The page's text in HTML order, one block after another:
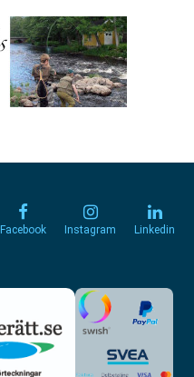
Facebook Instagram Linkedin